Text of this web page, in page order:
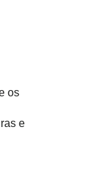
os
e